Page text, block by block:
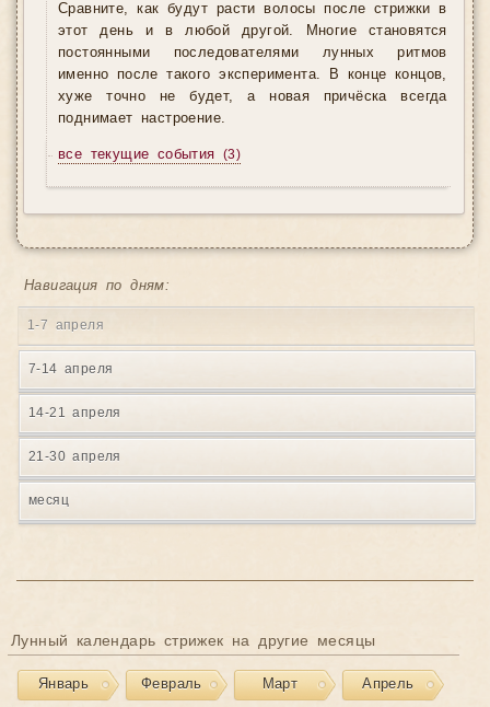
Сравните, как будут расти волосы после стрижки в
этот день и в любой другой. Многие становятся
постоянными последователями лунных ритмов
именно после такого эксперимента. В конце концов,
хуже точно не будет, а новая причёска всегда
поднимает настроение.
все текущие события (3)
Навигация по дням:
1-7 апреля
7-14 апреля
14-21 апреля
21-30 апреля
месяц
Лунный календарь стрижек на другие месяцы
Январь Февраль Март Апрель